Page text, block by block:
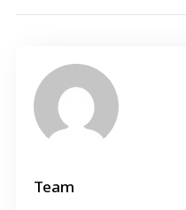
Team